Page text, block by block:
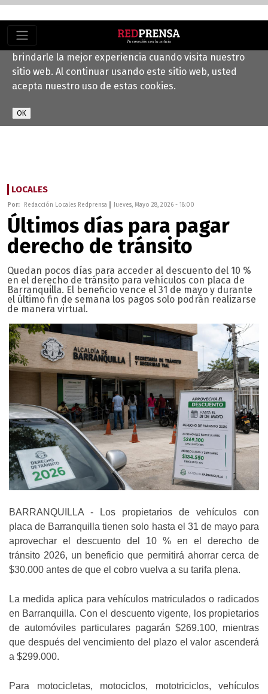
Este sitio web utiliza cookies para ayudarnos a
brindarle la mejor experiencia cuando visita nuestro
sitio web. Al continuar usando este sitio web, usted
acepta nuestro uso de estas cookies.
LOCALES
Por: Redacción Locales Redprensa Jueves, Mayo 28, 2026 - 18:00
Últimos días para pagar
derecho de tránsito
Quedan pocos días para acceder al descuento del 10 %
en el derecho de tránsito para vehículos con placa de
Barranquilla. El beneficio vence el 31 de mayo y durante
el último fin de semana los pagos solo podrán realizarse
de manera virtual.
BARRANQUILLA - Los propietarios de vehículos con
placa de Barranquilla tienen solo hasta el 31 de mayo para
aprovechar el descuento del 10 % en el derecho de
tránsito 2026, un beneficio que permitirá ahorrar cerca de
$30.000 antes de que el cobro vuelva a su tarifa plena.
La medida aplica para vehículos matriculados o radicados
en Barranquilla. Con el descuento vigente, los propietarios
de automóviles particulares pagarán $269.100, mientras
que después del vencimiento del plazo el valor ascenderá
a $299.000.
Para motocicletas, motociclos, mototriciclos, vehículos